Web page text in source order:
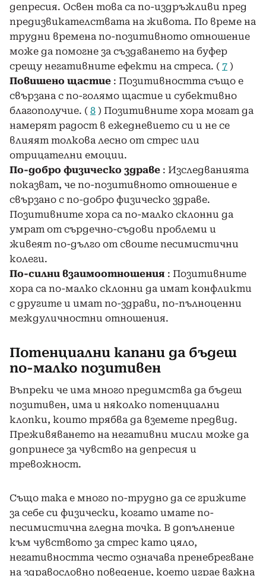
депресия. Освен това са по-издръжливи пред
предизвикателствата на живота. По време на
трудни времена по-позитивното отношение
може да помогне за създаването на буфер
срещу негативните ефекти на стреса. ( 7 )
Повишено щастие : Позитивността също е
свързана с по-голямо щастие и субективно
благополучие. ( 8 ) Позитивните хора могат да
намерят радост в ежедневието си и не се
влияят толкова лесно от стрес или
отрицателни емоции.
По-добро физическо здраве : Изследванията
показват, че по-позитивното отношение е
свързано с по-добро физическо здраве.
Позитивните хора са по-малко склонни да
умрат от сърдечно-съдови проблеми и
живеят по-дълго от своите песимистични
колеги.
По-силни взаимоотношения : Позитивните
хора са по-малко склонни да имат конфликти
с другите и имат по-здрави, по-пълноценни
междуличностни отношения.
Потенциални капани да бъдеш
по-малко позитивен
Въпреки че има много предимства да бъдеш
позитивен, има и няколко потенциални
клопки, които трябва да вземете предвид.
Преживяването на негативни мисли може да
допринесе за чувство на депресия и
тревожност.
Също така е много по-трудно да се грижите
за себе си физически, когато имате по-
песимистична гледна точка. В допълнение
към чувството за стрес като цяло,
негативността често означава пренебрегване
на здравословно поведение, което играе важна